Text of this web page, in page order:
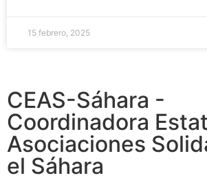
15 febrero, 2025
CEAS-Sáhara -
Coordinadora
Asociaciones
el Sáhara